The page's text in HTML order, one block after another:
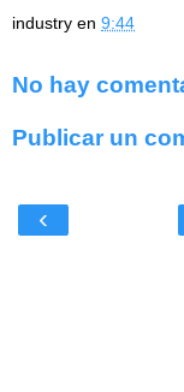
industry en 9:44
No hay
Publicar un
‹